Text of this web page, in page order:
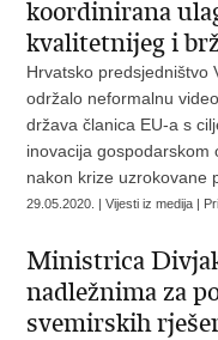
koordinirana
kvalitetnijeg i
Hrvatsko predsjedništvo
održalo neformalnu
država članica EU-a s
inovacija gospodarskom
nakon krize uzrokovane
29.05.2020. | Vijesti iz medija |
Ministrica
nadležnima za
svemirskih